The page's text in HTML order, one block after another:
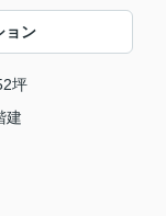
ョン
坪
建